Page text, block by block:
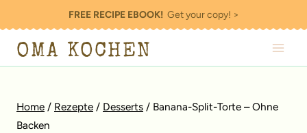
Inhalt
springen
FREE RECIPE EBOOK!Get your copy! >
OMA KOCHEN
Home / Rezepte / Desserts / Banana-Split-Torte – Ohne
Backen